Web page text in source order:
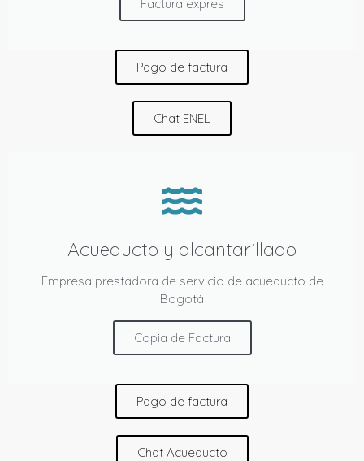
Factura expres
Pago de factura
Chat ENEL
Acueducto y alcantarillado
Empresa prestadora de servicio de acueducto de
Bogotá
Copia de Factura
Pago de factura
Chat Acueducto